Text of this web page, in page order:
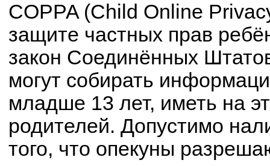
COPPA (Child Online
защите частных прав
закон Соединённых
могут собирать
младше 13 лет, иметь на
родителей. Допустимо
того, что опекуны